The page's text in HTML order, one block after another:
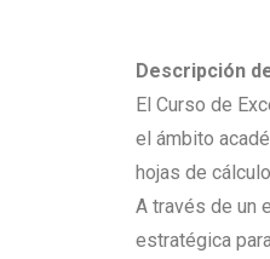
Descripción
El Curso de
el ámbito
hojas de
A través de un
estratégica